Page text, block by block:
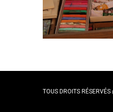
TOUS DROITS